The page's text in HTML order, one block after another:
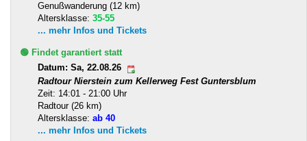
Genußwanderung (12 km)
Altersklasse: 35-55
... mehr Infos und Tickets
🟢 Findet garantiert statt
Datum: Sa, 22.08.26
Radtour Nierstein zum Kellerweg Fest Guntersblum
Zeit: 14:01 - 21:00 Uhr
Radtour (26 km)
Altersklasse: ab 40
... mehr Infos und Tickets